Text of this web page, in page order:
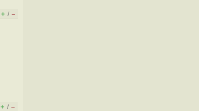
+ / –
+ / –